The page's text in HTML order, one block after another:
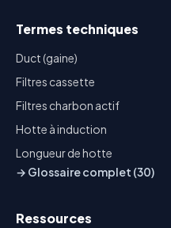
Termes techniques
Duct (gaine)
Filtres cassette
Filtres charbon actif
Hotte à induction
Longueur de hotte
→ Glossaire complet (30)
Ressources